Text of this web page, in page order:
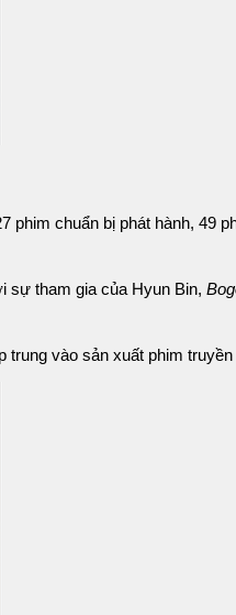
phim chuẩn bị phát hành, 49
sự tham gia của Hyun Bin,
trung vào sản xuất phim truyền